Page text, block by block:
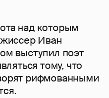
над которым
Иван
выступил поэт
тому, что
рифмованными